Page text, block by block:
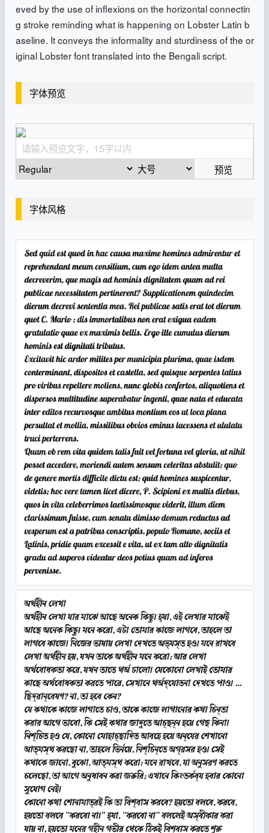
eved by the use of inflexions on the horizontal connectin
g stroke reminding what is happening on Lobster Latin b
aseline. It conveys the informality and sturdiness of the or
iginal Lobster font translated into the Bengali script.
字体预览
预览
字体风格